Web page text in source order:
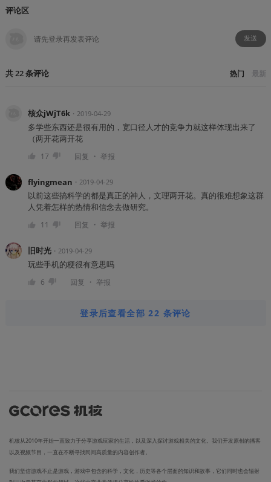
评论区
发送
共22条评论 热门 最新
核众jWjT6k・ 2019-04-29
多学些东西还是很有用的，宽口径人才的竞争力就这样体现出来了
（两开花两开花
17 回复 ・ 举报
flyingmean ・ 2019-04-29
以前这些搞科学的都是真正的神人，文理两开花。真的很难想象这群
人凭着怎样的热情和信念去做研究。
11 回复 ・ 举报
旧时光・ 2019-04-29
玩些手机的梗很有意思吗
6 回复 ・ 举报
登录后查看全部 22 条评论
机核从2010年开始一直致力于分享游戏玩家的生活，以及深入探讨游戏相关的文化。我们开发原创的播客
以及视频节目，一直在不断寻找民间高质量的内容创作者。
我们坚信游戏不止是游戏，游戏中包含的科学，文化，历史等各个层面的知识和故事，它们同时也会辐射